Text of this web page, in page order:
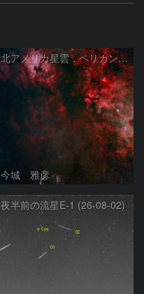
北アメリカ星雲，ペリカン星雲，サドル付近，クレセント星雲，網状星雲・・・etc
今城 雅彦
夜半前の流星E-1 (26-08-02)